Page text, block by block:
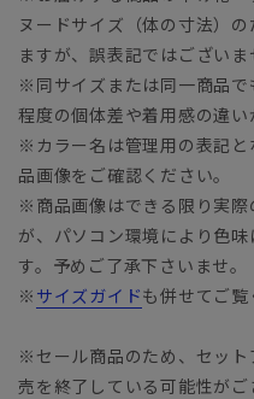
ヌードサイズ（体の寸法）
ますが、誤表記ではございま
※同サイズまたは同一商品
程度の個体差や着用感の違い
※カラー名は管理用の表記
品画像をご確認ください。
※商品画像はできる限り実
が、パソコン環境により色
す。予めご了承下さいませ。
※ サイズガイドも併せてご覧
※セール商品のため、セッ
売を終了している可能性がご